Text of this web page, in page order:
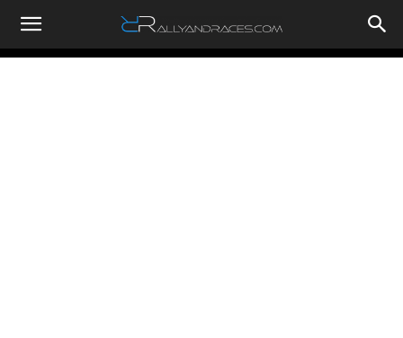
RallyandRaces.com